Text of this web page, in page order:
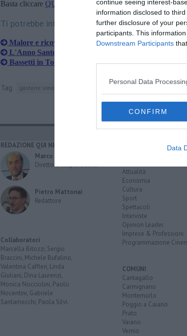
continue seeing interest-
information disclosed to
further disclosure of your
participants. This
Downstream Participants
Personal Data
CONFIRM
Data
Basta cliccare QUI
Ti potrebbe interessare anche:
Malore e ricovero per il vescovo emerito
L'Anno Santo entra nel vivo della festa patronale
Bassetti in Toscana difende la Chiesa di Francesco
Tag gastone simoni
REDAZIONE QUI NEWS
Marco Migli
Direttore Responsabile
Pietro Mattonai
Redattore
Collaboratori
Marcella Bitozzi, Sergio
Braccini, Michele Bufalino,
Valentina Caffieri, Linda
Giuliani, Dina Laurenzi,
Monica Nocciolini, Paolo
Nocentini, Gabriele
Santarnecchi, Paola Silvi.
Attualità
Economia
Cultura
Sport
Spettacoli
Interviste
Opinion Leader
Imprese & Professioni
Programmazione
COMUNI
Cantagallo
Carmignano
Montemurlo
Poggio a Caiano
Prato
Vaiano
Vernio